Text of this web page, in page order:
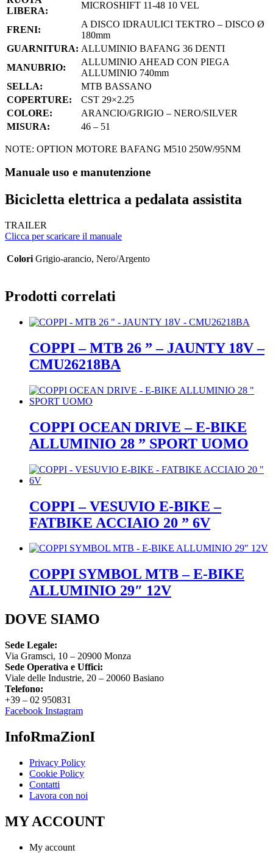
LIBERA:
MICROSHIFT 11-48 10 VEL
FRENI:
A DISCO IDRAULICI TEKTRO – DISCO Ø
180mm
GUARNITURA: ALLUMINIO BAFANG 36 DENTI
MANUBRIO:
ALLUMINIO AHEAD CON PIEGA
ALLUMINIO 740mm
SELLA:
MTB BASSANO
COPERTURE:
CST 29×2.25
COLORE:
ARANCIO/GRIGIO – NERO/SILVER
MISURA:
46 – 51
NOTE: OPTION MOTORE BAFANG M510 250W/95NM
Manuale uso e manutenzione
Bicicletta elettrica a pedalata assistita
TRAILER
Clicca per scaricare il manuale
Colori Grigio-arancio, Nero/Argento
Prodotti correlati
COPPI – MTB 26 ” – JAUNTY 18V –
CMU26218BA
COPPI OCEAN DRIVE – E-BIKE
ALLUMINIO 28 ” SPORT UOMO
COPPI – VESUVIO E-BIKE –
FATBIKE ACCIAIO 20 ” 6V
COPPI SYMBOL MTB – E-BIKE
ALLUMINIO 29″ 12V
DOVE SIAMO
Sede Legale:
Via Gramsci, 10 – 20900 Monza
Sede Operativa e Uffici:
Viale delle Industrie, 20 – 20060 Basiano
Telefono:
+39 – 02 950831
Facebook Instagram
InfoRmaZionI
Privacy Policy
Cookie Policy
Contatti
Lavora con noi
MY ACCOUNT
My account